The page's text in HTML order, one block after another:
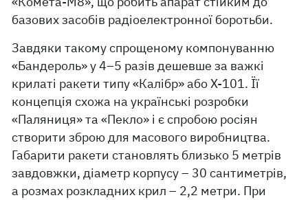
базових засобів радіоелектронної боротьби.
Завдяки такому спрощеному компонуванню
«Бандероль» у 4–5 разів дешевше за важкі
крилаті ракети типу «Калібр» або Х-101. Її
концепція схожа на українські розробки
«Паляниця» та «Пекло» і є спробою росіян
створити зброю для масового виробництва.
Габарити ракети становлять близько 5 метрів
завдовжки, діаметр корпусу – 30 сантиметрів,
а розмах розкладних крил – 2,2 метри. При